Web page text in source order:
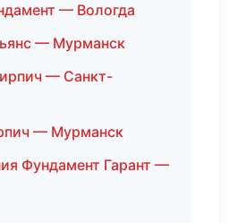
— Вологда
— Мурманск
— Санкт-
— Мурманск
Фундамент Гарант —